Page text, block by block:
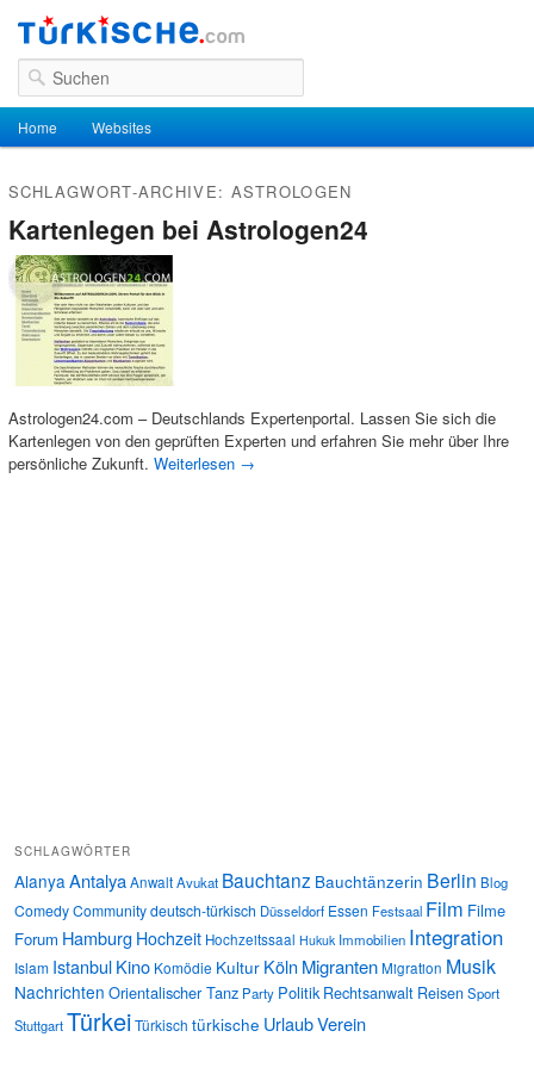
Suchen
Hauptmenü
Zum Inhalt wechseln
Zum sekundären Inhalt wechseln
Home Websites
SCHLAGWORT-ARCHIVE: ASTROLOGEN
Kartenlegen bei Astrologen24
Astrologen24.com – Deutschlands Expertenportal. Lassen Sie sich die
Kartenlegen von den geprüften Experten und erfahren Sie mehr über Ihre
persönliche Zukunft. Weiterlesen →
SCHLAGWÖRTER
AlanyaAntalyaAnwaltAvukat Bauchtanz Bauchtänzerin Berlin Blog
ComedyCommunitydeutsch-türkisch Düsseldorf Essen Festsaal Film Filme
Forum Hamburg Hochzeit Hochzeitssaal Hukuk Immobilien Integration
Islam IstanbulKino Komödie Kultur Köln MigrantenMigration Musik
Nachrichten Orientalischer Tanz Party Politik Rechtsanwalt ReisenSport
StuttgartTürkeiTürkisch türkische UrlaubVerein